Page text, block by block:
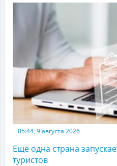
05:44, 9 августа 2026
Еще одна страна
туристов